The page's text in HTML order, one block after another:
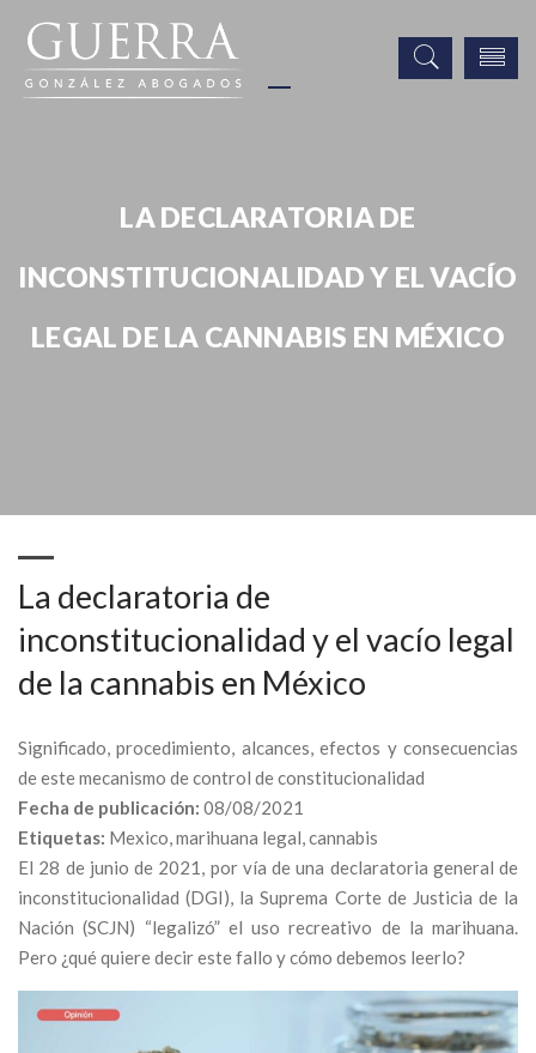
LA DECLARATORIA DE
INCONSTITUCIONALIDAD Y EL VACÍO
LEGAL DE LA CANNABIS EN MÉXICO
La declaratoria de
inconstitucionalidad y el vacío legal
de la cannabis en México
Significado, procedimiento, alcances, efectos y consecuencias
de este mecanismo de control de constitucionalidad
Fecha de publicación: 08/08/2021
Etiquetas: Mexico, marihuana legal, cannabis
El 28 de junio de 2021, por vía de una declaratoria general de
inconstitucionalidad (DGI), la Suprema Corte de Justicia de la
Nación (SCJN) “legalizó” el uso recreativo de la marihuana.
Pero ¿qué quiere decir este fallo y cómo debemos leerlo?